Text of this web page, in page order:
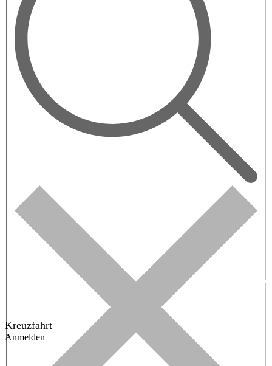
Kreuzfahrt
Anmelden